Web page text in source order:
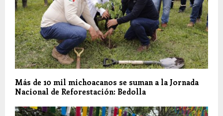
Más de 10 mil michoacanos se suman a la Jornada
Nacional de Reforestación: Bedolla